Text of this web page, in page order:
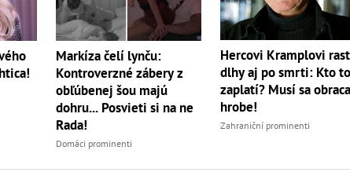
Markíza čelí lynču:
Kontroverzné zábery z
obľúbenej šou majú
dohru... Posvieti si na ne
Rada!
Domáci prominenti
Hercovi Kramplovi
dlhy aj po smrti: Kto
zaplatí? Musí sa
hrobe!
Zahraniční prominenti